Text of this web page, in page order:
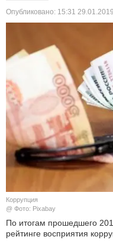
Опубликовано: 15:31 29.01.2019
Коррупция
@ Фото: Pixabay
По итогам прошедшего
рейтинге восприятия